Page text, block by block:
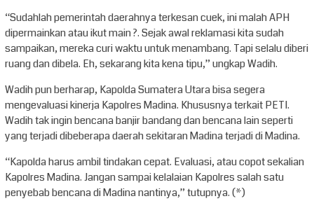
“Sudahlah pemerintah daerahnya terkesan cuek, ini malah APH
dipermainkan atau ikut main ?. Sejak awal reklamasi kita sudah
sampaikan, mereka curi waktu untuk menambang. Tapi selalu diberi
ruang dan dibela. Eh, sekarang kita kena tipu,” ungkap Wadih.
Wadih pun berharap, Kapolda Sumatera Utara bisa segera
mengevaluasi kinerja Kapolres Madina. Khususnya terkait PETI.
Wadih tak ingin bencana banjir bandang dan bencana lain seperti
yang terjadi dibeberapa daerah sekitaran Madina terjadi di Madina.
“Kapolda harus ambil tindakan cepat. Evaluasi, atau copot sekalian
Kapolres Madina. Jangan sampai kelalaian Kapolres salah satu
penyebab bencana di Madina nantinya,” tutupnya. (*)